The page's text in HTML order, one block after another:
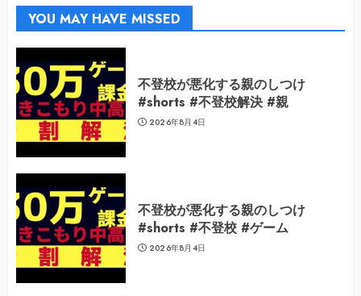
YOU MAY HAVE MISSED
不登校が悪化する親のしつけ
#shorts #不登校解決 #親
2026年8月4日
不登校が悪化する親のしつけ
#shorts #不登校 #ゲーム
2026年8月4日